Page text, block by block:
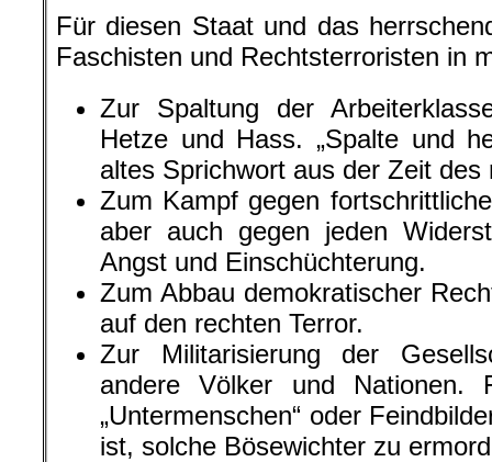
Für diesen Staat und das
Faschisten und Rechtsterroristen in
Zur Spaltung der
Hetze und Hass. „Spalte und
altes Sprichwort aus der Zeit
Zum Kampf gegen
aber auch gegen jeden
Angst und Einschüchterung.
Zum Abbau demokratischer
auf den rechten Terror.
Zur Militarisierung der
andere Völker und Nationen.
„Untermenschen“ oder
ist, solche Bösewichter zu